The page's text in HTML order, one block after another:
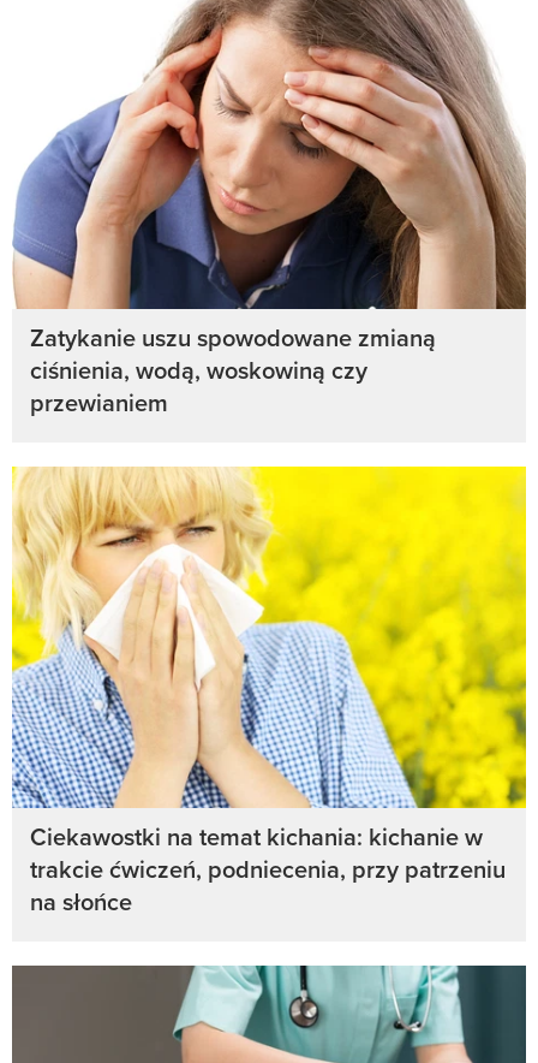
Zatykanie uszu spowodowane zmianą
ciśnienia, wodą, woskowiną czy
przewianiem
Ciekawostki na temat kichania: kichanie w
trakcie ćwiczeń, podniecenia, przy patrzeniu
na słońce